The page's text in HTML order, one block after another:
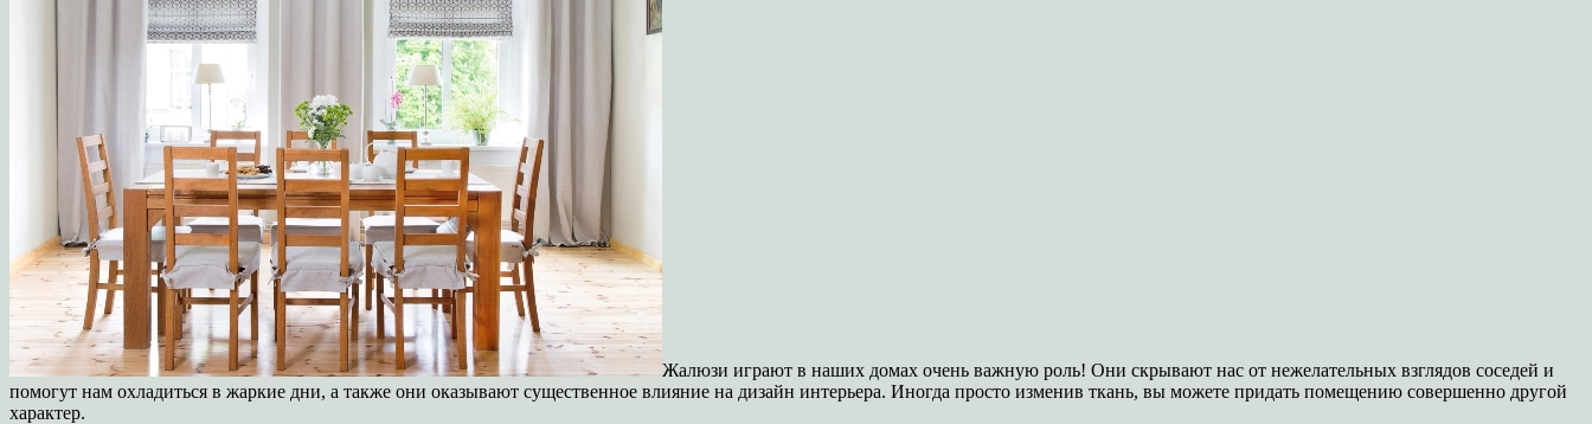
Жалюзи играют в наших домах очень важную роль! Они скрывают нас от нежелательных взглядов соседей и
помогут нам охладиться в жаркие дни, а также они оказывают существенное влияние на дизайн интерьера. Иногда просто изменив ткань, вы можете придать помещению совершенно другой
характер.